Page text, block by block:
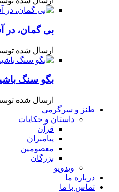
بى گمان، در
ارسال شده
بگو سنگ
ارسال شده
طنز و سرگرمی
داستان و حکایات
قرآن
پیامبران
معصومین
بزرگان
ویدویو
درباره ما
تماس با ما